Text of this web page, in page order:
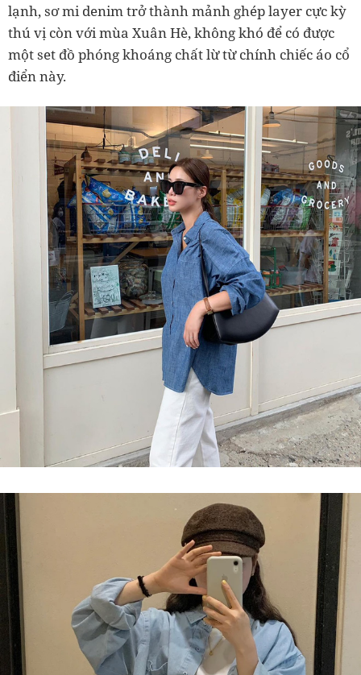
lạnh, sơ mi denim trở thành mảnh ghép layer cực kỳ
thú vị còn với mùa Xuân Hè, không khó để có được
một set đồ phóng khoáng chất lừ từ chính chiếc áo cổ
điển này.